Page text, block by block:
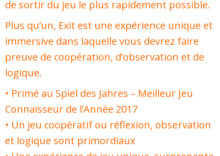
de sortir du jeu le plus rapidement possible.
Plus qu’un, Exit est une expérience unique et
immersive dans laquelle vous devrez faire
preuve de coopération, d’observation et de
logique.
• Primé au Spiel des Jahres – Meilleur Jeu
Connaisseur de l’Année 2017
• Un jeu coopératif ou réflexion, observation
et logique sont primordiaux